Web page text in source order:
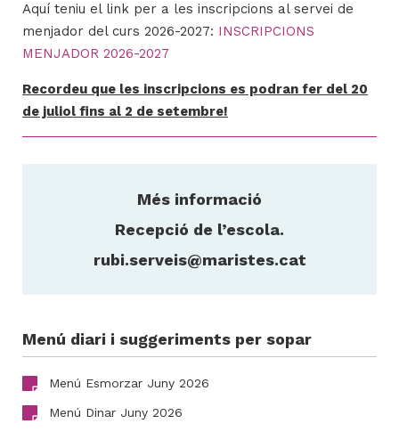
Aquí teniu el link per a les inscripcions al servei de
menjador del curs 2026-2027: INSCRIPCIONS
MENJADOR 2026-2027
Recordeu que les inscripcions es podran fer del 20
de juliol fins al 2 de setembre!
Més informació
Recepció de l’escola.
rubi.serveis@maristes.cat
Menú diari i suggeriments per sopar
Menú Esmorzar Juny 2026
Menú Dinar Juny 2026